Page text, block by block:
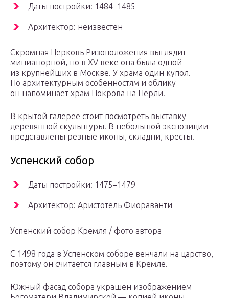
Даты постройки: 1484–1485
Архитектор: неизвестен
Скромная Церковь Ризоположения выглядит
миниатюрной, но в XV веке она была одной
из крупнейших в Москве. У храма один купол.
По архитектурным особенностям и облику
он напоминает храм Покрова на Нерли.
В крытой галерее стоит посмотреть выставку
деревянной скульптуры. В небольшой экспозиции
представлены резные иконы, складни, кресты.
Успенский собор
Даты постройки: 1475–1479
Архитектор: Аристотель Фиораванти
Успенский собор Кремля / фото автора
С 1498 года в Успенском соборе венчали на царство,
поэтому он считается главным в Кремле.
Южный фасад собора украшен изображением